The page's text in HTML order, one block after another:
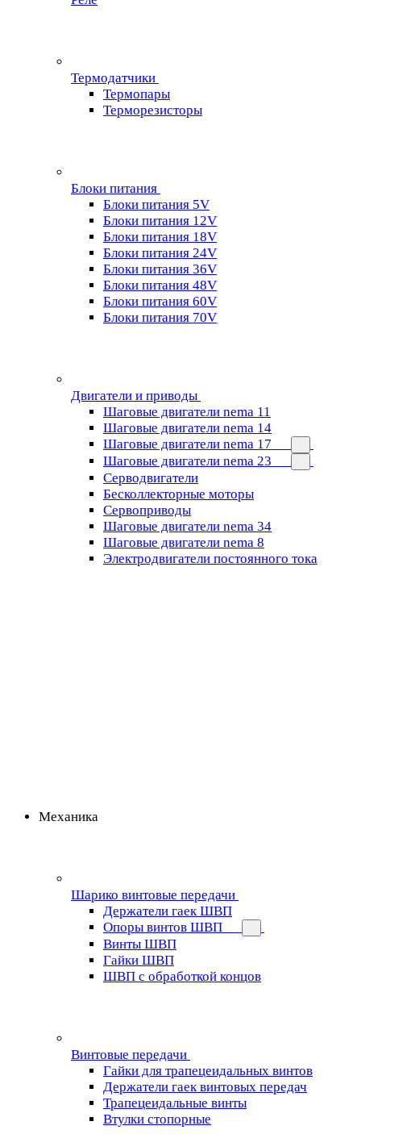
Термодатчики
Термопары
Терморезисторы
Блоки питания
Блоки питания 5V
Блоки питания 12V
Блоки питания 18V
Блоки питания 24V
Блоки питания 36V
Блоки питания 48V
Блоки питания 60V
Блоки питания 70V
Двигатели и приводы
Шаговые двигатели nema 11
Шаговые двигатели nema 14
Шаговые двигатели nema 17
Шаговые двигатели nema 23
Cерводвигатели
Бесколлекторные моторы
Сервоприводы
Шаговые двигатели nema 34
Шаговые двигатели nema 8
Электродвигатели постоянного тока
Механика
Шарико винтовые передачи
Держатели гаек ШВП
Опоры винтов ШВП
Винты ШВП
Гайки ШВП
ШВП с обработкой концов
Винтовые передачи
Гайки для трапецеидальных винтов
Держатели гаек винтовых передач
Трапецеидальные винты
Втулки стопорные